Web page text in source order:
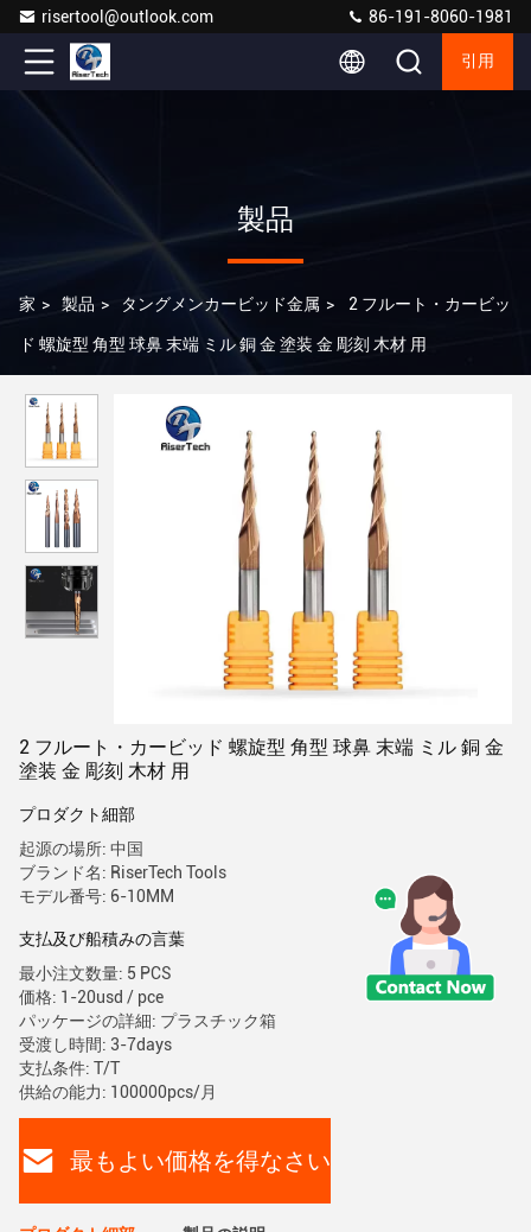
risertool@outlook.com 86-191-8060-1981
引用
製品
家 > 製品 > タングメンカービッド金属 > 2 フルート・カービッ
ド 螺旋型 角型 球鼻 末端 ミル 銅 金 塗装 金 彫刻 木材 用
2 フルート・カービッド 螺旋型 角型 球鼻 末端 ミル 銅 金
塗装 金 彫刻 木材 用
プロダクト細部
起源の場所: 中国
ブランド名: RiserTech Tools
モデル番号: 6-10MM
支払及び船積みの言葉
最小注文数量: 5 PCS
価格: 1-20usd / pce
パッケージの詳細: プラスチック箱
受渡し時間: 3-7days
支払条件: T/T
供給の能力: 100000pcs/月
最もよい価格を得なさい